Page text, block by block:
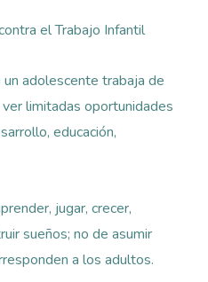
el Trabajo Infantil
un adolescente trabaja de
limitadas oportunidades
educación,
jugar, crecer,
sueños; no de asumir
a los adultos.